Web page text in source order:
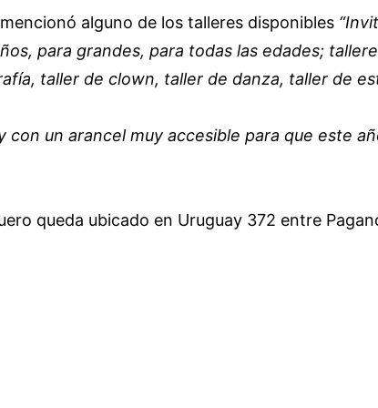
alguno de los talleres disponibles
para grandes, para todas las edades;
taller de clown, taller de danza, taller de
con un arancel muy accesible para que este
queda ubicado en Uruguay 372 entre